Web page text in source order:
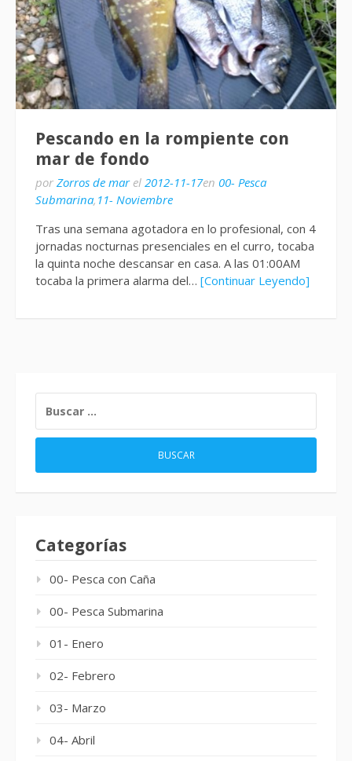
Pescando en la rompiente con
mar de fondo
por Zorros de marel 2012-11-17en 00- Pesca
Submarina, 11- Noviembre
Tras una semana agotadora en lo profesional, con 4
jornadas nocturnas presenciales en el curro, tocaba
la quinta noche descansar en casa. A las 01:00AM
tocaba la primera alarma del… [Continuar Leyendo]
Categorías
00- Pesca con Caña
00- Pesca Submarina
01- Enero
02- Febrero
03- Marzo
04- Abril